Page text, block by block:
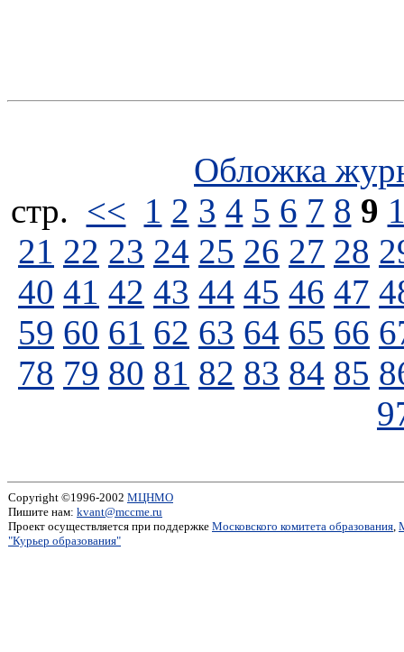
Обложка
стp. << 1 2 3 4 5 6 7 8 9
21 22 23 24 25 26 27 28
40 41 42 43 44 45 46 47
59 60 61 62 63 64 65 66
78 79 80 81 82 83 84 85
Copyright ©1996-2002 МЦНМО
Пишите нам: kvant@mccme.ru
Проект осуществляется при поддержке Московского комитета образования,
"Курьер образования"